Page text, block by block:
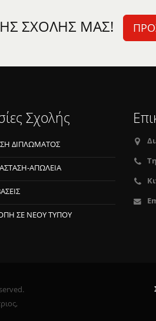
ΣΧΟΛΗΣ ΜΑΣ!
Σχολής
ΔΙΠΛΩΜΑΤΟΣ
ΑΠΩΛΕΙΑ
ΣΕ ΝΕΟΥ ΤΥΠΟΥ